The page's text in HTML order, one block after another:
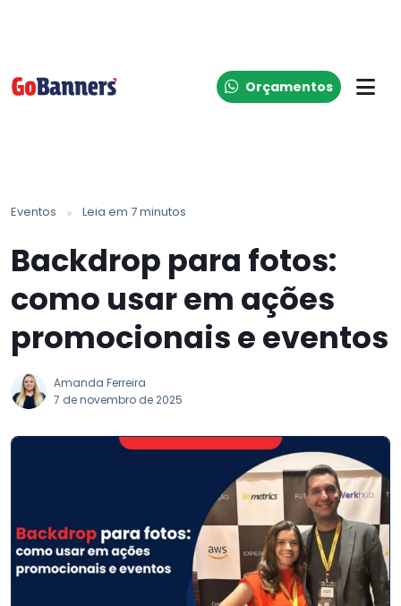
Orçamentos
Eventos Leia em 7 minutos
Backdrop para fotos:
como usar em ações
promocionais e eventos
Amanda Ferreira
7 de novembro de 2025